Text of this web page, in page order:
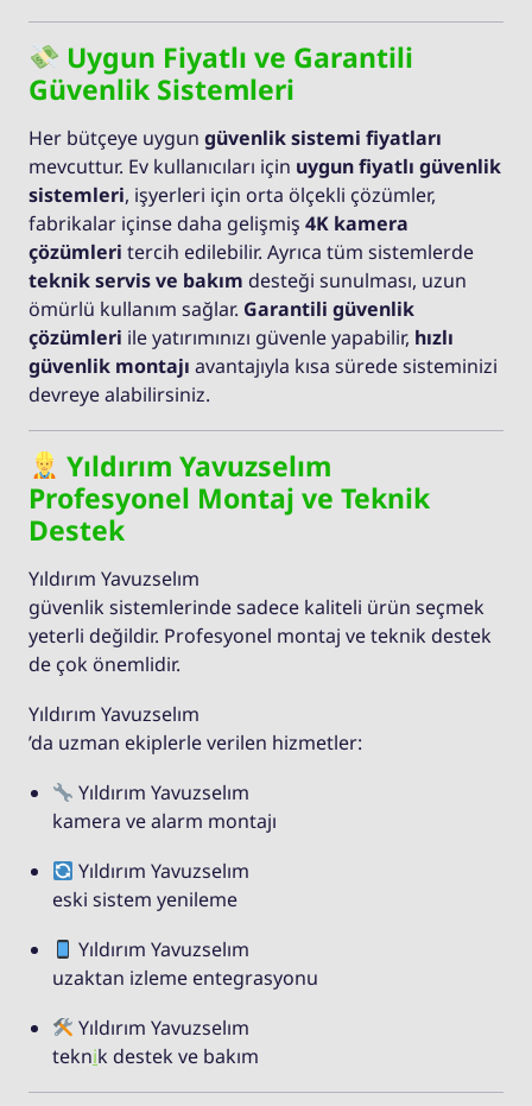
Uygun Fiyatlı ve Garantili
Güvenlik Sistemleri
Her bütçeye uygun güvenlik sistemi fiyatları
mevcuttur. Ev kullanıcıları için uygun fiyatlı güvenlik
sistemleri, işyerleri için orta ölçekli çözümler,
fabrikalar içinse daha gelişmiş 4K kamera
çözümleri tercih edilebilir. Ayrıca tüm sistemlerde
teknik servis ve bakım desteği sunulması, uzun
ömürlü kullanım sağlar. Garantili güvenlik
çözümleri ile yatırımınızı güvenle yapabilir, hızlı
güvenlik montajı avantajıyla kısa sürede sisteminizi
devreye alabilirsiniz.
Yıldırım Yavuzselım
Profesyonel Montaj ve Teknik
Destek
Yıldırım Yavuzselım
güvenlik sistemlerinde sadece kaliteli ürün seçmek
yeterli değildir. Profesyonel montaj ve teknik destek
de çok önemlidir.
Yıldırım Yavuzselım
’da uzman ekiplerle verilen hizmetler:
Yıldırım Yavuzselım
kamera ve alarm montajı
Yıldırım Yavuzselım
eski sistem yenileme
Yıldırım Yavuzselım
uzaktan izleme entegrasyonu
Yıldırım Yavuzselım
teknik destek ve bakım